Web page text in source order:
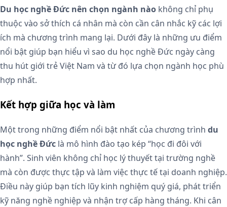
Du học nghề Đức nên chọn ngành nào không chỉ phụ
thuộc vào sở thích cá nhân mà còn cần cân nhắc kỹ các lợi
ích mà chương trình mang lại. Dưới đây là những ưu điểm
nổi bật giúp bạn hiểu vì sao du học nghề Đức ngày càng
thu hút giới trẻ Việt Nam và từ đó lựa chọn ngành học phù
hợp nhất.
Kết hợp giữa học và làm
Một trong những điểm nổi bật nhất của chương trình du
học nghề Đức là mô hình đào tạo kép “học đi đôi với
hành”. Sinh viên không chỉ học lý thuyết tại trường nghề
mà còn được thực tập và làm việc thực tế tại doanh nghiệp.
Điều này giúp bạn tích lũy kinh nghiệm quý giá, phát triển
kỹ năng nghề nghiệp và nhận trợ cấp hàng tháng. Khi cân